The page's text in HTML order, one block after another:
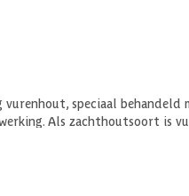
speciaal
Als zachthoutsoort is